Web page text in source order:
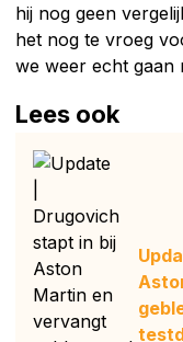
hij nog geen
het nog te vroeg
we weer echt gaan
Lees ook